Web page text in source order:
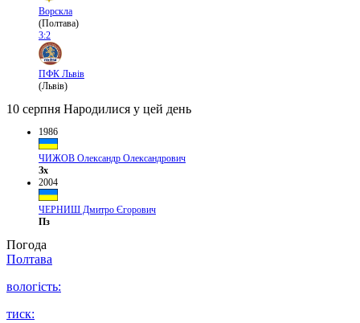
Ворскла
(Полтава)
3:2
ПФК Львів
(Львів)
10 серпня Народилися у цей день
1986
ЧИЖОВ Олександр Олександрович
Зх
2004
ЧЕРНИШ Дмитро Єгорович
Пз
Погода
Полтава
вологість:
тиск: